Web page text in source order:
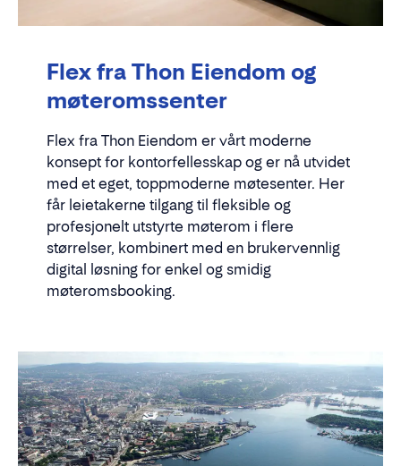
Flex fra Thon Eiendom og
møteromssenter
Flex fra Thon Eiendom er vårt moderne
konsept for kontorfellesskap og er nå utvidet
med et eget, toppmoderne møtesenter. Her
får leietakerne tilgang til fleksible og
profesjonelt utstyrte møterom i flere
størrelser, kombinert med en brukervennlig
digital løsning for enkel og smidig
møteromsbooking.